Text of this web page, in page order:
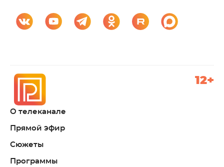
О телеканале
Прямой эфир
Сюжеты
Программы
12+